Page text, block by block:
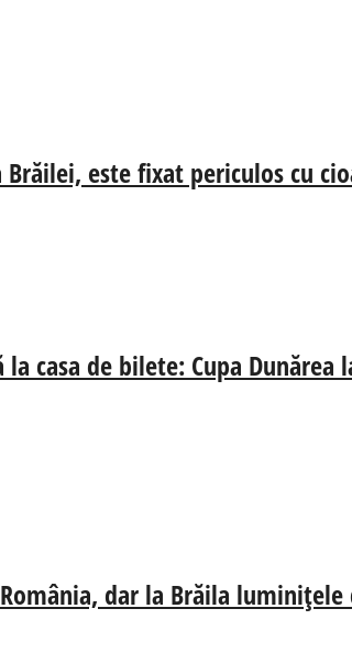
Brăilei, este fixat periculos cu
casa de bilete: Cupa
dar la Brăila